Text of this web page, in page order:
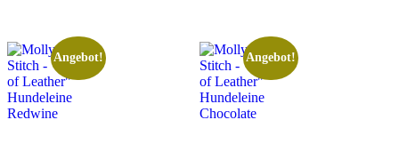
Angebot! Angebot!